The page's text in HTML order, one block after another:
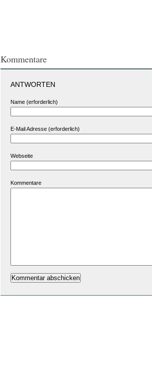
Kommentare
ANTWORTEN
Name (erforderlich)
E-Mail Adresse (erforderlich)
Webseite
Kommentare